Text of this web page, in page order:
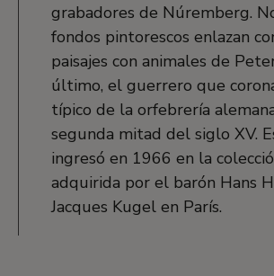
grabadores de Núremberg.
fondos pintorescos enlazan
paisajes con animales de
último, el guerrero que
típico de la orfebrería
segunda mitad del siglo XV.
ingresó en 1966 en la
adquirida por el barón Hans
Jacques Kugel en París.